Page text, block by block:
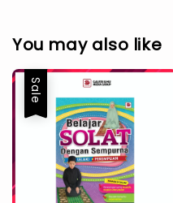
You may also like
Sale